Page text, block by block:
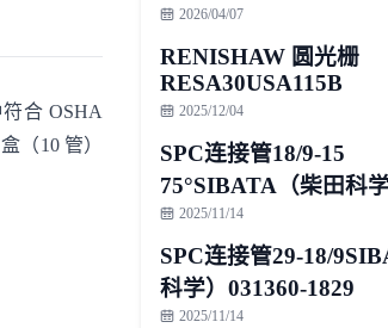
合 OSHA
（10 管）
2026/04/07
RENISHAW 圆光栅
RESA30USA115B
2025/12/04
SPC连接管18/9-15
75°SIBATA（柴田科
1815
2025/11/14
SPC连接管29-18/
科学）031360-1829
2025/11/14